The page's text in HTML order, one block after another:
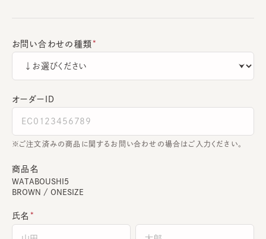
お問い合わせの種類
オーダーＩＤ
ご注文済みの商品に関するお問い合わせの場合はご入力ください。
商品名
WATABOUSHI5
BROWN / ONESIZE
氏名